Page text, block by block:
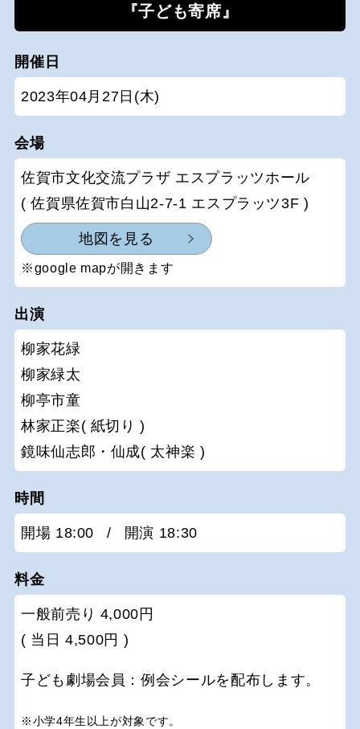
『子ども寄席』
開催日
2023年04月27日(木)
会場
佐賀市文化交流プラザ エスプラッツホール
( 佐賀県佐賀市白山2-7-1 エスプラッツ3F )
地図を見る
※google mapが開きます
出演
柳家花緑
柳家緑太
柳亭市童
林家正楽( 紙切り )
鏡味仙志郎・仙成( 太神楽 )
時間
開場 18:00 / 開演 18:30
料金
一般前売り 4,000円
( 当日 4,500円 )
子ども劇場会員：例会シールを配布します。
※小学4年生以上が対象です。